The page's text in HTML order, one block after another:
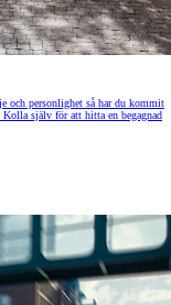
och personlighet så har du kommit
själv för att hitta en begagnad